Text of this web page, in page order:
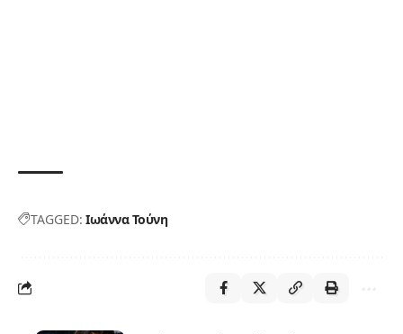
TAGGED: Ιωάννα Τούνη